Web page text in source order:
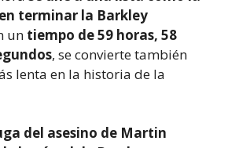
terminar la Barkley
un tiempo de 59 horas, 58
, se convierte también
lenta en la historia de la
del asesino de Martin